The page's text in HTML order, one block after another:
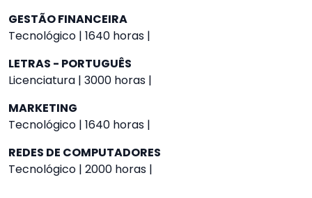
GESTÃO FINANCEIRA
Tecnológico | 1640 horas |
LETRAS - PORTUGUÊS
Licenciatura | 3000 horas |
MARKETING
Tecnológico | 1640 horas |
REDES DE COMPUTADORES
Tecnológico | 2000 horas |